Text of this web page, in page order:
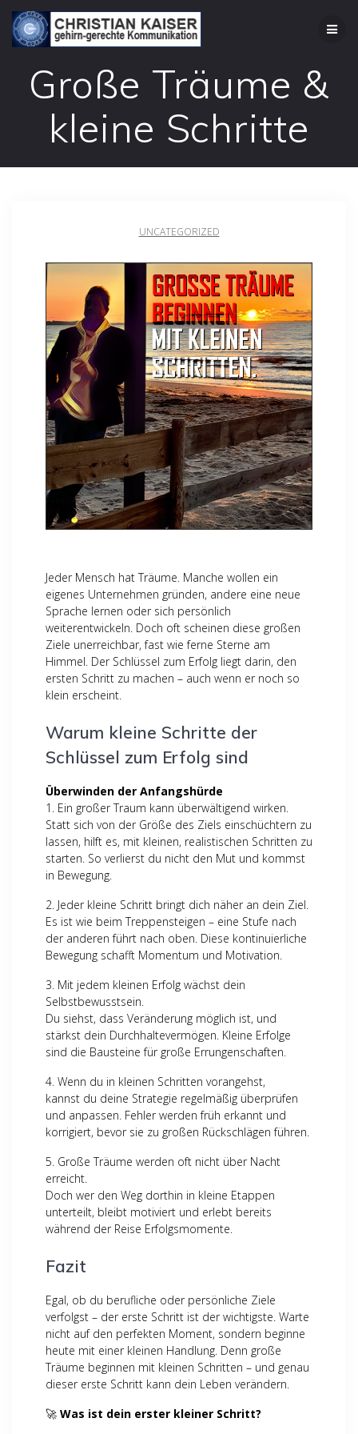
Zum
Inhalt
springen
Große Träume &
kleine Schritte
UNCATEGORIZED
Jeder Mensch hat Träume. Manche wollen ein
eigenes Unternehmen gründen, andere eine neue
Sprache lernen oder sich persönlich
weiterentwickeln. Doch oft scheinen diese großen
Ziele unerreichbar, fast wie ferne Sterne am
Himmel. Der Schlüssel zum Erfolg liegt darin, den
ersten Schritt zu machen – auch wenn er noch so
klein erscheint.
Warum kleine Schritte der
Schlüssel zum Erfolg sind
Überwinden der Anfangshürde
1. Ein großer Traum kann überwältigend wirken.
Statt sich von der Größe des Ziels einschüchtern zu
lassen, hilft es, mit kleinen, realistischen Schritten zu
starten. So verlierst du nicht den Mut und kommst
in Bewegung.
2. Jeder kleine Schritt bringt dich näher an dein Ziel.
Es ist wie beim Treppensteigen – eine Stufe nach
der anderen führt nach oben. Diese kontinuierliche
Bewegung schafft Momentum und Motivation.
3. Mit jedem kleinen Erfolg wächst dein
Selbstbewusstsein.
Du siehst, dass Veränderung möglich ist, und
stärkst dein Durchhaltevermögen. Kleine Erfolge
sind die Bausteine für große Errungenschaften.
4. Wenn du in kleinen Schritten vorangehst,
kannst du deine Strategie regelmäßig überprüfen
und anpassen. Fehler werden früh erkannt und
korrigiert, bevor sie zu großen Rückschlägen führen.
5. Große Träume werden oft nicht über Nacht
erreicht.
Doch wer den Weg dorthin in kleine Etappen
unterteilt, bleibt motiviert und erlebt bereits
während der Reise Erfolgsmomente.
Fazit
Egal, ob du berufliche oder persönliche Ziele
verfolgst – der erste Schritt ist der wichtigste. Warte
nicht auf den perfekten Moment, sondern beginne
heute mit einer kleinen Handlung. Denn große
Träume beginnen mit kleinen Schritten – und genau
dieser erste Schritt kann dein Leben verändern.
🚀 Was ist dein erster kleiner Schritt?